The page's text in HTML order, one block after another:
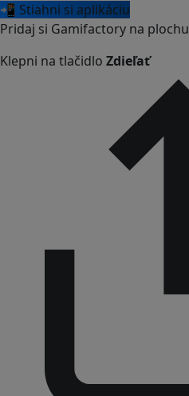
📲 Stiahni si aplikáciu
Pridaj si Gamifactory na plochu
Klepni na tlačidlo Zdieľať